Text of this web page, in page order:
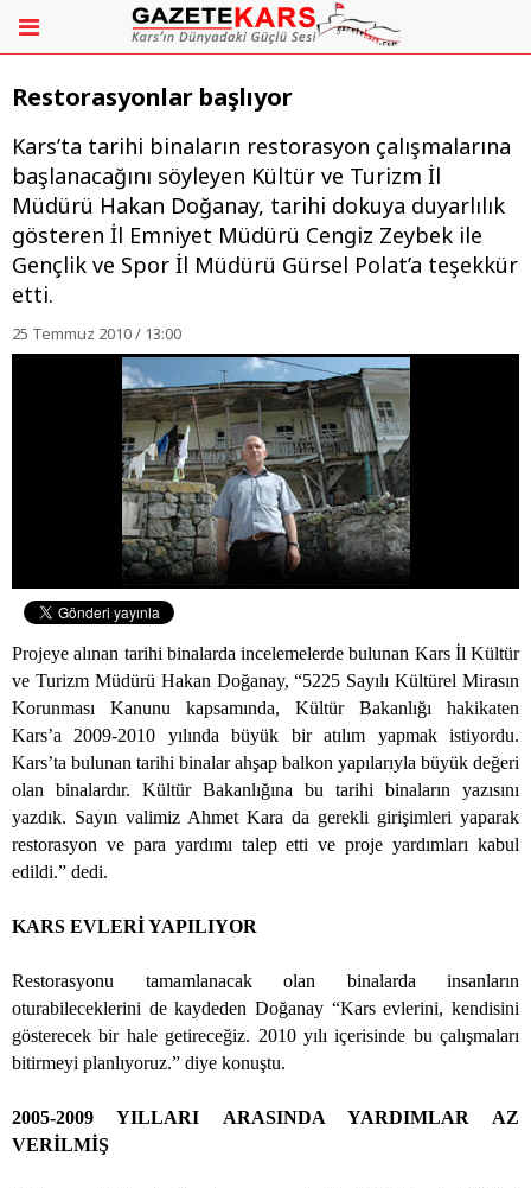
Restorasyonlar başlıyor
Kars’ta tarihi binaların restorasyon çalışmalarına
başlanacağını söyleyen Kültür ve Turizm İl
Müdürü Hakan Doğanay, tarihi dokuya duyarlılık
gösteren İl Emniyet Müdürü Cengiz Zeybek ile
Gençlik ve Spor İl Müdürü Gürsel Polat’a teşekkür
etti.
25 Temmuz 2010 / 13:00
Projeye alınan tarihi binalarda incelemelerde bulunan Kars İl Kültür
ve Turizm Müdürü Hakan Doğanay, “5225 Sayılı Kültürel Mirasın
Korunması Kanunu kapsamında, Kültür Bakanlığı hakikaten
Kars’a 2009-2010 yılında büyük bir atılım yapmak istiyordu.
Kars’ta bulunan tarihi binalar ahşap balkon yapılarıyla büyük değeri
olan binalardır. Kültür Bakanlığına bu tarihi binaların yazısını
yazdık. Sayın valimiz Ahmet Kara da gerekli girişimleri yaparak
restorasyon ve para yardımı talep etti ve proje yardımları kabul
edildi.” dedi.
KARS EVLERİ YAPILIYOR
Restorasyonu tamamlanacak olan binalarda insanların
oturabileceklerini de kaydeden Doğanay “Kars evlerini, kendisini
gösterecek bir hale getireceğiz. 2010 yılı içerisinde bu çalışmaları
bitirmeyi planlıyoruz.” diye konuştu.
2005-2009 YILLARI ARASINDA YARDIMLAR AZ
VERİLMİŞ